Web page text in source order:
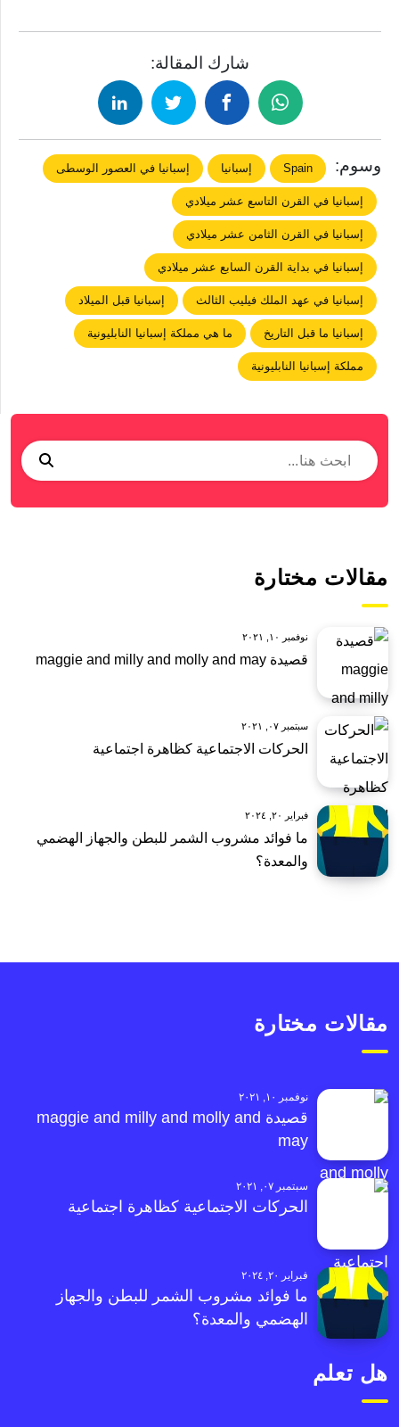
شارك المقالة:
وسوم: Spain إسبانيا إسبانيا في العصور الوسطى
إسبانيا في القرن التاسع عشر ميلادي
إسبانيا في القرن الثامن عشر ميلادي
إسبانيا في بداية القرن السابع عشر ميلادي
إسبانيا في عهد الملك فيليب الثالث إسبانيا قبل الميلاد
إسبانيا ما قبل التاريخ ما هي مملكة إسبانيا النابليونية
مملكة إسبانيا النابليونية
مقالات مختارة
نوفمبر ١٠, ٢٠٢١
قصيدة maggie and milly and molly and may
سبتمبر ٠٧, ٢٠٢١
الحركات الاجتماعية كظاهرة اجتماعية
فبراير ٢٠, ٢٠٢٤
ما فوائد مشروب الشمر للبطن والجهاز الهضمي
والمعدة؟
مقالات مختارة
نوفمبر ١٠, ٢٠٢١
قصيدة maggie and milly and molly and
may
سبتمبر ٠٧, ٢٠٢١
الحركات الاجتماعية كظاهرة اجتماعية
فبراير ٢٠, ٢٠٢٤
ما فوائد مشروب الشمر للبطن والجهاز
الهضمي والمعدة؟
هل تعلم